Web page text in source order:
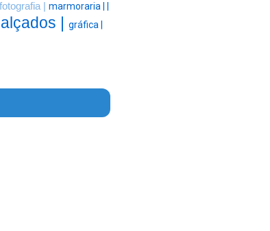
fotografia | marmoraria |
|
gráfica |